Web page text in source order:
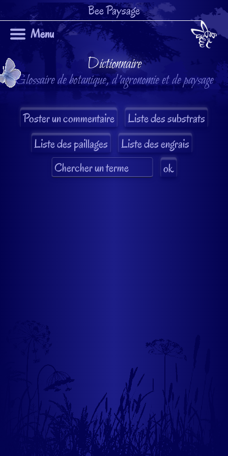
Bee Paysage
Menu
Dictionnaire
Glossaire de botanique, d'agronomie et de paysage
Liste des substrats
Liste des paillages
Liste des engrais